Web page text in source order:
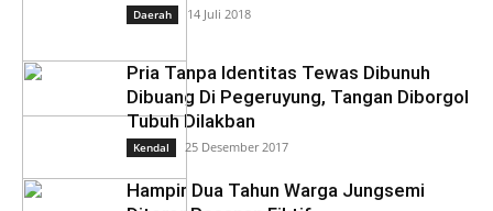
Daerah 14 Juli 2018
Pria Tanpa Identitas Tewas Dibunuh
Dibuang Di Pegeruyung, Tangan Diborgol
Tubuh Dilakban
Kendal 25 Desember 2017
Hampir Dua Tahun Warga Jungsemi